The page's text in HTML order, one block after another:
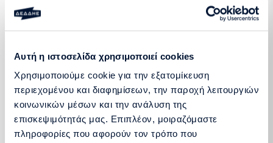
Αυτή η ιστοσελίδα χρησιμοποιεί cookies
Χρησιμοποιούμε cookie για την εξατομίκευση
περιεχομένου και διαφημίσεων, την παροχή λειτουργιών
κοινωνικών μέσων και την ανάλυση της
επισκεψιμότητάς μας. Επιπλέον, μοιραζόμαστε
πληροφορίες που αφορούν τον τρόπο που
εξαπάτησης
Δελτίο Τύπου